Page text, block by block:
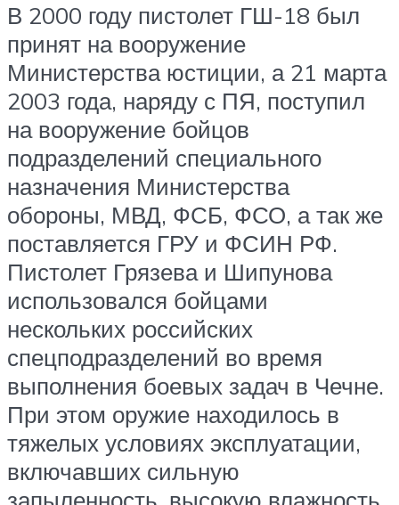
В 2000 году пистолет ГШ-18 был
принят на вооружение
Министерства юстиции, а 21 марта
2003 года, наряду с ПЯ, поступил
на вооружение бойцов
подразделений специального
назначения Министерства
обороны, МВД, ФСБ, ФСО, а так же
поставляется ГРУ и ФСИН РФ.
Пистолет Грязева и Шипунова
использовался бойцами
нескольких российских
спецподразделений во время
выполнения боевых задач в Чечне.
При этом оружие находилось в
тяжелых условиях эксплуатации,
включавших сильную